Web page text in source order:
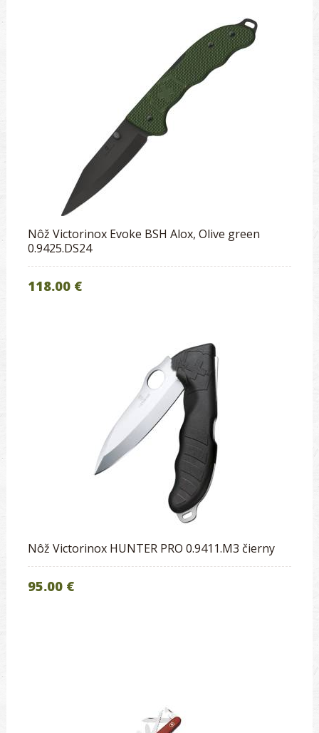
Nôž Victorinox Evoke BSH Alox, Olive green
0.9425.DS24
118.00 €
Nôž Victorinox HUNTER PRO 0.9411.M3 čierny
95.00 €